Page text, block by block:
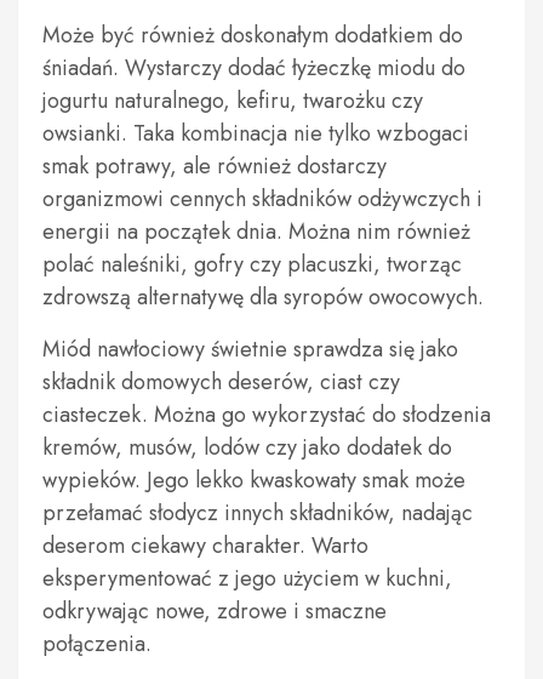
Może być również doskonałym dodatkiem do
śniadań. Wystarczy dodać łyżeczkę miodu do
jogurtu naturalnego, kefiru, twarożku czy
owsianki. Taka kombinacja nie tylko wzbogaci
smak potrawy, ale również dostarczy
organizmowi cennych składników odżywczych i
energii na początek dnia. Można nim również
polać naleśniki, gofry czy placuszki, tworząc
zdrowszą alternatywę dla syropów owocowych.
Miód nawłociowy świetnie sprawdza się jako
składnik domowych deserów, ciast czy
ciasteczek. Można go wykorzystać do słodzenia
kremów, musów, lodów czy jako dodatek do
wypieków. Jego lekko kwaskowaty smak może
przełamać słodycz innych składników, nadając
deserom ciekawy charakter. Warto
eksperymentować z jego użyciem w kuchni,
odkrywając nowe, zdrowe i smaczne
połączenia.